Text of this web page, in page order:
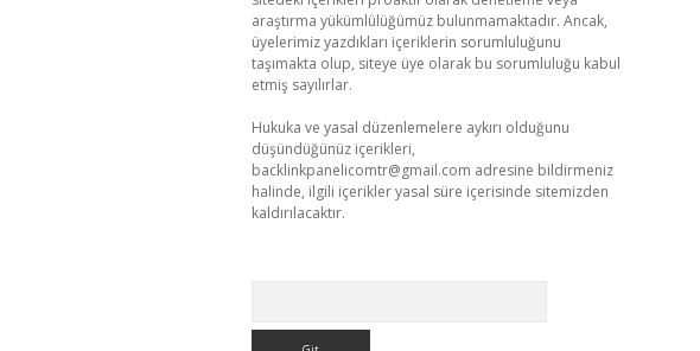
araştırma yükümlülüğümüz bulunmamaktadır. Ancak,
üyelerimiz yazdıkları içeriklerin sorumluluğunu
taşımakta olup, siteye üye olarak bu sorumluluğu kabul
etmiş sayılırlar.
Hukuka ve yasal düzenlemelere aykırı olduğunu
düşündüğünüz içerikleri,
backlinkpanelicomtr@gmail.com adresine bildirmeniz
halinde, ilgili içerikler yasal süre içerisinde sitemizden
kaldırılacaktır.